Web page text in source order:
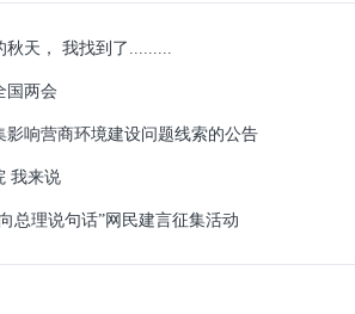
秋天， 我找到了.........
国两会
影响营商环境建设问题线索的公告
我来说
总理说句话”网民建言征集活动